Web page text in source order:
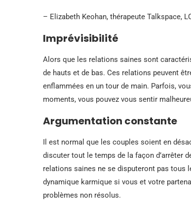
– Elizabeth Keohan, thérapeute Talkspace,
Imprévisibilité
Alors que les relations saines sont
de hauts et de bas. Ces relations peuvent
enflammées en un tour de main. Parfois,
moments, vous pouvez vous sentir
Argumentation constante
Il est normal que les couples soient en
discuter tout le temps de la façon d’arrêter
relations saines ne se disputeront pas tous
dynamique karmique si vous et votre
problèmes non résolus.